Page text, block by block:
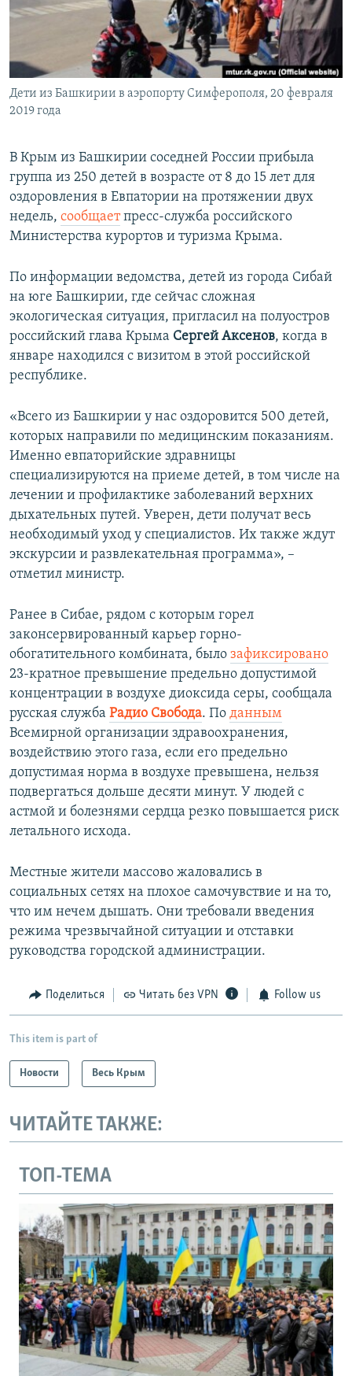
ПОБЕДИТЕЛЕЙ НЕ СУДЯТ?
КРЫМ.НЕПОКОРЕННЫЙ
ELIFBE
УКРАИНСКАЯ ПРОБЛЕМА КРЫМА
ПРИСОЕДИНЯЙТЕСЬ!
Все сайты RFE/RL
Дети из Башкирии в аэропорту Симферополя, 20 февраля
2019 года
В Крым из Башкирии соседней России прибыла
группа из 250 детей в возрасте от 8 до 15 лет для
оздоровления в Евпатории на протяжении двух
недель, сообщаетпресс-служба российского
Министерства курортов и туризма Крыма.
По информации ведомства, детей из города Сибай
на юге Башкирии, где сейчас сложная
экологическая ситуация, пригласил на полуостров
российский глава Крыма Сергей Аксенов, когда в
январе находился с визитом в этой российской
республике.
«Всего из Башкирии у нас оздоровится 500 детей,
которых направили по медицинским показаниям.
Именно евпаторийские здравницы
специализируются на приеме детей, в том числе на
лечении и профилактике заболеваний верхних
дыхательных путей. Уверен, дети получат весь
необходимый уход у специалистов. Их также ждут
экскурсии и развлекательная программа», –
отметил министр.
Ранее в Сибае, рядом с которым горел
законсервированный карьер горно-
обогатительного комбината, было зафиксировано
23-кратное превышение предельно допустимой
концентрации в воздухе диоксида серы, сообщала
русская служба Радио Свобода. По данным
Всемирной организации здравоохранения,
воздействию этого газа, если его предельно
допустимая норма в воздухе превышена, нельзя
подвергаться дольше десяти минут. У людей с
астмой и болезнями сердца резко повышается риск
летального исхода.
Местные жители массово жаловались в
социальных сетях на плохое самочувствие и на то,
что им нечем дышать. Они требовали введения
режима чрезвычайной ситуации и отставки
руководства городской администрации.
Поделиться Читать без VPN Follow us
This item is part of
Новости Весь Крым
ЧИТАЙТЕ ТАКЖЕ:
ТОП-ТЕМА